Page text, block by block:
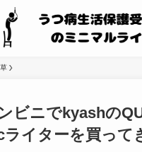
ビニでkyashの
ライターを買って